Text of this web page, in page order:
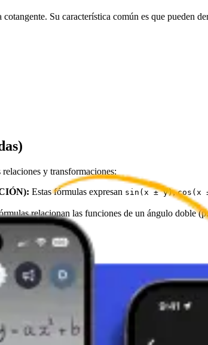
Su característica común es que pueden
y transformaciones:
Estas fórmulas expresan sin(x ± y),cos(x
relacionan las funciones de un ángulo doble
para simplificar diversas expresiones
ángulox, y se utilizan igualmente en la resolución
el núcleo de la trigonometría, ya que permiten la